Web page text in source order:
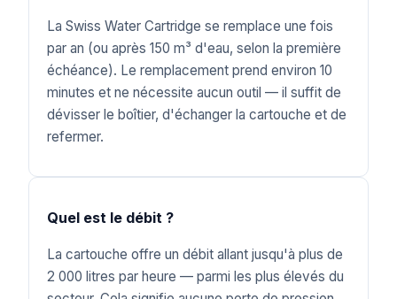
La Swiss Water Cartridge se remplace une fois
par an (ou après 150 m³ d'eau, selon la première
échéance). Le remplacement prend environ 10
minutes et ne nécessite aucun outil — il suffit de
dévisser le boîtier, d'échanger la cartouche et de
refermer.
Quel est le débit ?
La cartouche offre un débit allant jusqu'à plus de
2 000 litres par heure — parmi les plus élevés du